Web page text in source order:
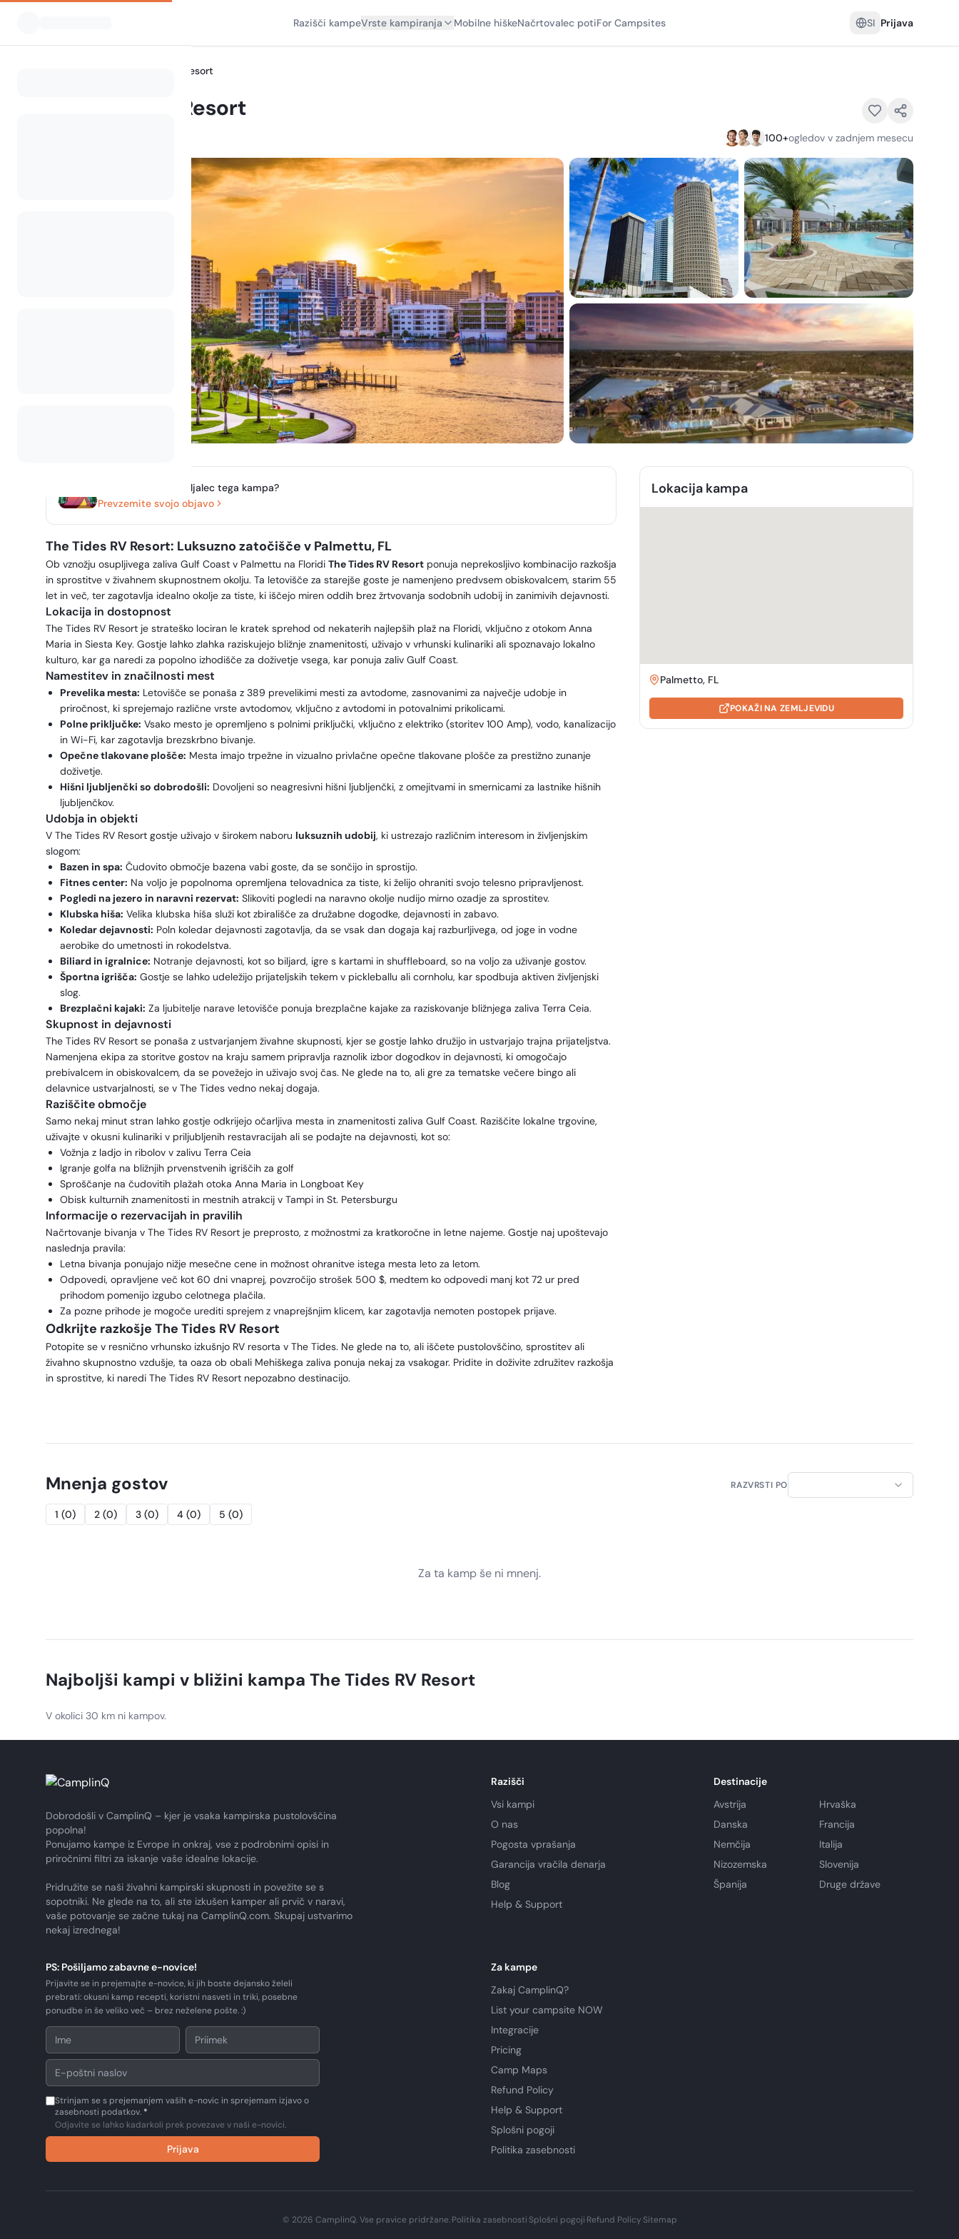
Razišči kampeVrste kampiranja Mobilne hiškeNačrtovalec potiFor Campsites SI Prijava
The Tides RV Resort
The Tides RV Resort
100+ogledov v zadnjem mesecu
Ste lastnik ali upravljalec tega kampa?
Prevzemite svojo objavo
The Tides RV Resort: Luksuzno zatočišče v Palmettu, FL
Ob vznožju osupljivega zaliva Gulf Coast v Palmettu na Floridi The Tides RV Resort ponuja neprekosljivo kombinacijo razkošja
in sprostitve v živahnem skupnostnem okolju. Ta letovišče za starejše goste je namenjeno predvsem obiskovalcem, starim 55
let in več, ter zagotavlja idealno okolje za tiste, ki iščejo miren oddih brez žrtvovanja sodobnih udobij in zanimivih dejavnosti.
Lokacija in dostopnost
The Tides RV Resort je strateško lociran le kratek sprehod od nekaterih najlepših plaž na Floridi, vključno z otokom Anna
Maria in Siesta Key. Gostje lahko zlahka raziskujejo bližnje znamenitosti, uživajo v vrhunski kulinariki ali spoznavajo lokalno
kulturo, kar ga naredi za popolno izhodišče za doživetje vsega, kar ponuja zaliv Gulf Coast.
Namestitev in značilnosti mest
Prevelika mesta: Letovišče se ponaša z 389 prevelikimi mesti za avtodome, zasnovanimi za največje udobje in
priročnost, ki sprejemajo različne vrste avtodomov, vključno z avtodomi in potovalnimi prikolicami.
Polne priključke: Vsako mesto je opremljeno s polnimi priključki, vključno z elektriko (storitev 100 Amp), vodo, kanalizacijo
in Wi-Fi, kar zagotavlja brezskrbno bivanje.
Opečne tlakovane plošče: Mesta imajo trpežne in vizualno privlačne opečne tlakovane plošče za prestižno zunanje
doživetje.
Hišni ljubljenčki so dobrodošli: Dovoljeni so neagresivni hišni ljubljenčki, z omejitvami in smernicami za lastnike hišnih
ljubljenčkov.
Udobja in objekti
V The Tides RV Resort gostje uživajo v širokem naboru luksuznih udobij, ki ustrezajo različnim interesom in življenjskim
slogom:
Bazen in spa: Čudovito območje bazena vabi goste, da se sončijo in sprostijo.
Fitnes center: Na voljo je popolnoma opremljena telovadnica za tiste, ki želijo ohraniti svojo telesno pripravljenost.
Pogledi na jezero in naravni rezervat: Slikoviti pogledi na naravno okolje nudijo mirno ozadje za sprostitev.
Klubska hiša: Velika klubska hiša služi kot zbirališče za družabne dogodke, dejavnosti in zabavo.
Koledar dejavnosti: Poln koledar dejavnosti zagotavlja, da se vsak dan dogaja kaj razburljivega, od joge in vodne
aerobike do umetnosti in rokodelstva.
Biliard in igralnice: Notranje dejavnosti, kot so biljard, igre s kartami in shuffleboard, so na voljo za uživanje gostov.
Športna igrišča: Gostje se lahko udeležijo prijateljskih tekem v pickleballu ali cornholu, kar spodbuja aktiven življenjski
slog.
Brezplačni kajaki: Za ljubitelje narave letovišče ponuja brezplačne kajake za raziskovanje bližnjega zaliva Terra Ceia.
Skupnost in dejavnosti
The Tides RV Resort se ponaša z ustvarjanjem živahne skupnosti, kjer se gostje lahko družijo in ustvarjajo trajna prijateljstva.
Namenjena ekipa za storitve gostov na kraju samem pripravlja raznolik izbor dogodkov in dejavnosti, ki omogočajo
prebivalcem in obiskovalcem, da se povežejo in uživajo svoj čas. Ne glede na to, ali gre za tematske večere bingo ali
delavnice ustvarjalnosti, se v The Tides vedno nekaj dogaja.
Raziščite območje
Samo nekaj minut stran lahko gostje odkrijejo očarljiva mesta in znamenitosti zaliva Gulf Coast. Raziščite lokalne trgovine,
uživajte v okusni kulinariki v priljubljenih restavracijah ali se podajte na dejavnosti, kot so:
Vožnja z ladjo in ribolov v zalivu Terra Ceia
Igranje golfa na bližnjih prvenstvenih igriščih za golf
Sproščanje na čudovitih plažah otoka Anna Maria in Longboat Key
Obisk kulturnih znamenitosti in mestnih atrakcij v Tampi in St. Petersburgu
Informacije o rezervacijah in pravilih
Načrtovanje bivanja v The Tides RV Resort je preprosto, z možnostmi za kratkoročne in letne najeme. Gostje naj upoštevajo
naslednja pravila:
Letna bivanja ponujajo nižje mesečne cene in možnost ohranitve istega mesta leto za letom.
Odpovedi, opravljene več kot 60 dni vnaprej, povzročijo strošek 500 $, medtem ko odpovedi manj kot 72 ur pred
prihodom pomenijo izgubo celotnega plačila.
Za pozne prihode je mogoče urediti sprejem z vnaprejšnjim klicem, kar zagotavlja nemoten postopek prijave.
Odkrijte razkošje The Tides RV Resort
Potopite se v resnično vrhunsko izkušnjo RV resorta v The Tides. Ne glede na to, ali iščete pustolovščino, sprostitev ali
živahno skupnostno vzdušje, ta oaza ob obali Mehiškega zaliva ponuja nekaj za vsakogar. Pridite in doživite združitev razkošja
in sprostitve, ki naredi The Tides RV Resort nepozabno destinacijo.
Lokacija kampa
Palmetto, FL
POKAŽI NA ZEMLJEVIDU
Mnenja gostov
1 (0) 2 (0) 3 (0) 4 (0) 5 (0)
RAZVRSTI PO
Za ta kamp še ni mnenj.
Najboljši kampi v bližini kampa The Tides RV Resort
V okolici 30 km ni kampov.
Dobrodošli v CamplinQ – kjer je vsaka kampirska pustolovščina
popolna!
Ponujamo kampe iz Evrope in onkraj, vse z podrobnimi opisi in
priročnimi filtri za iskanje vaše idealne lokacije.
Pridružite se naši živahni kampirski skupnosti in povežite se s
sopotniki. Ne glede na to, ali ste izkušen kamper ali prvič v naravi,
vaše potovanje se začne tukaj na CamplinQ.com. Skupaj ustvarimo
nekaj izrednega!
Razišči
Vsi kampi
O nas
Pogosta vprašanja
Garancija vračila denarja
Blog
Help & Support
Destinacije
Avstrija
Hrvaška
Danska
Francija
Nemčija
Italija
Nizozemska
Slovenija
Španija
Druge države
PS: Pošiljamo zabavne e-novice!
Prijavite se in prejemajte e-novice, ki jih boste dejansko želeli
prebrati: okusni kamp recepti, koristni nasveti in triki, posebne
ponudbe in še veliko več – brez neželene pošte. :)
Strinjam se s prejemanjem vaših e-novic in sprejemam izjavo o
zasebnosti podatkov. *
Odjavite se lahko kadarkoli prek povezave v naši e-novici.
Prijava
Za kampe
Zakaj CamplinQ?
List your campsite NOW
Integracije
Pricing
Camp Maps
Refund Policy
Help & Support
Splošni pogoji
Politika zasebnosti
© 2026 CamplinQ. Vse pravice pridržane.·Politika zasebnosti Splošni pogoji Refund Policy Sitemap